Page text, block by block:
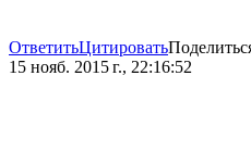
ОтветитьЦитировать
15 нояб. 2015 г., 22:16:52